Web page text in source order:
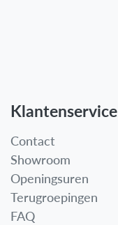
Klantenservice
Contact
Showroom
Openingsuren
Terugroepingen
FAQ